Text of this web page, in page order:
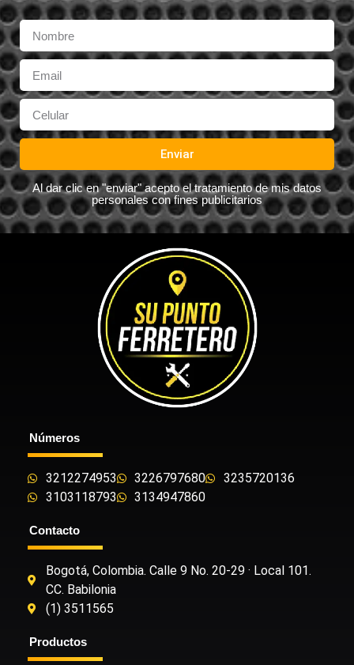
Enviar
Al dar clic en "enviar" acepto el tratamiento de mis datos
personales con fines publicitarios
Números
3212274953 3226797680
3235720136
3103118793
3134947860
Contacto
Bogotá, Colombia. Calle 9 No. 20-29 · Local 101.
CC. Babilonia
(1) 3511565
Productos